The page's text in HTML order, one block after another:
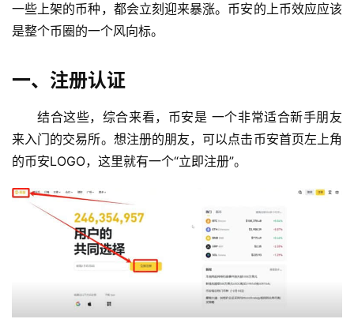
一些上架的币种，都会立刻迎来暴涨。币安的上币效应应该
是整个币圈的一个风向标。
一、注册认证
结合这些，综合来看，币安是 一个非常适合新手朋友
来入门的交易所。想注册的朋友，可以点击币安首页左上角
的币安LOGO，这里就有一个“立即注册”。